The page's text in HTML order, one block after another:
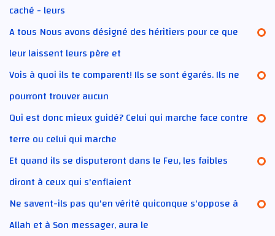
caché - leurs
A tous Nous avons désigné des héritiers pour ce que
leur laissent leurs père et
Vois à quoi ils te comparent! Ils se sont égarés. Ils ne
pourront trouver aucun
Qui est donc mieux guidé? Celui qui marche face contre
terre ou celui qui marche
Et quand ils se disputeront dans le Feu, les faibles
diront à ceux qui s'enflaient
Ne savent-ils pas qu'en vérité quiconque s'oppose à
Allah et à Son messager, aura le